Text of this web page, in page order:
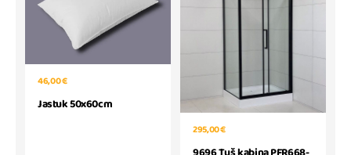
46,00 €
Jastuk 50x60cm
295,00 €